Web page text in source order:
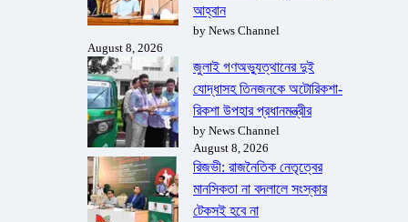
আহ্বান
by News Channel
August 8, 2026
জুলাই গণঅভ্যুত্থানের দুই
যোদ্ধাসহ তিনজনকে অটোরিকশা-
রিকশা উপহার প্রধানমন্ত্রীর
by News Channel
August 8, 2026
রিজভী: রাজনৈতিক নেতৃত্বের
মানসিকতা না বদলালে সংস্কার
টেকসই হবে না